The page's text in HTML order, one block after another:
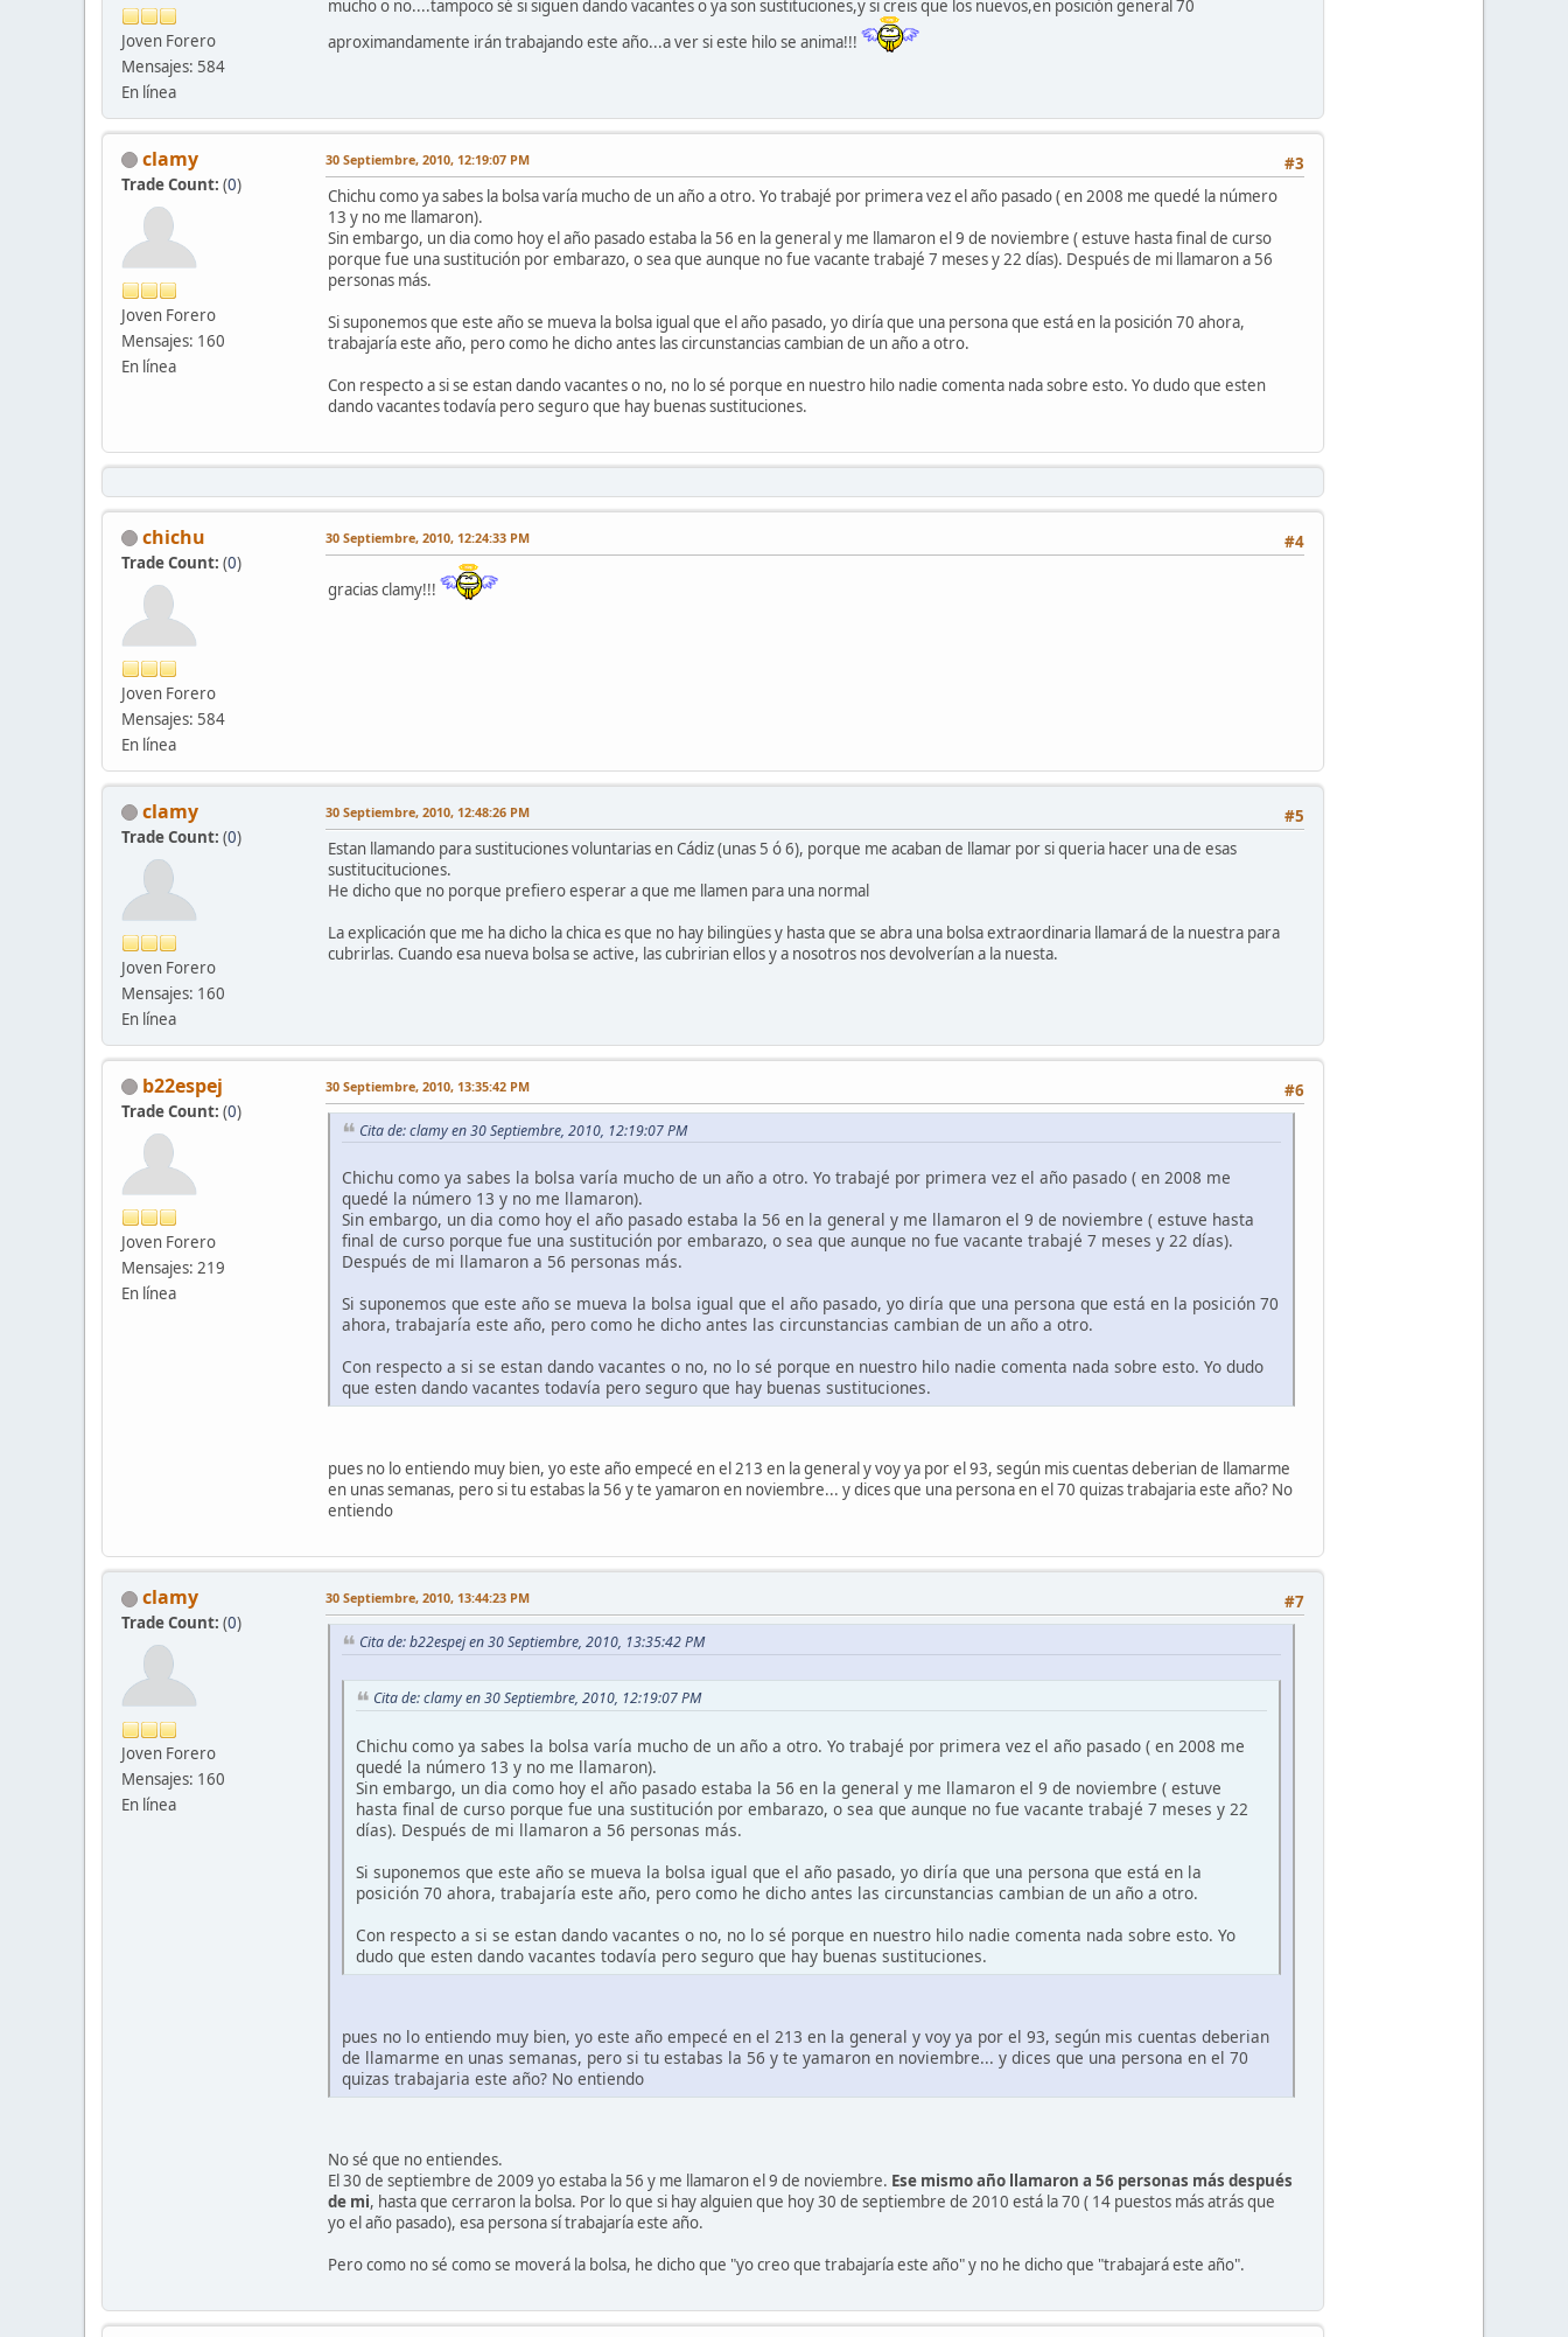
Joven Forero
Mensajes: 584
En línea
mucho o no....tampoco sé si siguen dando vacantes o ya son sustituciones,y si creis que los nuevos,en posición general 70
aproximandamente irán trabajando este año...a ver si este hilo se anima!!!
clamy
Trade Count: (0)
Joven Forero
Mensajes: 160
En línea
#3
30 Septiembre, 2010, 12:19:07 PM
Chichu como ya sabes la bolsa varía mucho de un año a otro. Yo trabajé por primera vez el año pasado ( en 2008 me quedé la número
13 y no me llamaron).
Sin embargo, un dia como hoy el año pasado estaba la 56 en la general y me llamaron el 9 de noviembre ( estuve hasta final de curso
porque fue una sustitución por embarazo, o sea que aunque no fue vacante trabajé 7 meses y 22 días). Después de mi llamaron a 56
personas más.
Si suponemos que este año se mueva la bolsa igual que el año pasado, yo diría que una persona que está en la posición 70 ahora,
trabajaría este año, pero como he dicho antes las circunstancias cambian de un año a otro.
Con respecto a si se estan dando vacantes o no, no lo sé porque en nuestro hilo nadie comenta nada sobre esto. Yo dudo que esten
dando vacantes todavía pero seguro que hay buenas sustituciones.
chichu
Trade Count: (0)
Joven Forero
Mensajes: 584
En línea
#4
30 Septiembre, 2010, 12:24:33 PM
gracias clamy!!!
clamy
Trade Count: (0)
Joven Forero
Mensajes: 160
En línea
#5
30 Septiembre, 2010, 12:48:26 PM
Estan llamando para sustituciones voluntarias en Cádiz (unas 5 ó 6), porque me acaban de llamar por si queria hacer una de esas
sustitucituciones.
He dicho que no porque prefiero esperar a que me llamen para una normal
La explicación que me ha dicho la chica es que no hay bilingües y hasta que se abra una bolsa extraordinaria llamará de la nuestra para
cubrirlas. Cuando esa nueva bolsa se active, las cubririan ellos y a nosotros nos devolverían a la nuesta.
b22espej
Trade Count: (0)
Joven Forero
Mensajes: 219
En línea
#6
30 Septiembre, 2010, 13:35:42 PM
Cita de: clamy en 30 Septiembre, 2010, 12:19:07 PM
Chichu como ya sabes la bolsa varía mucho de un año a otro. Yo trabajé por primera vez el año pasado ( en 2008 me
quedé la número 13 y no me llamaron).
Sin embargo, un dia como hoy el año pasado estaba la 56 en la general y me llamaron el 9 de noviembre ( estuve hasta
final de curso porque fue una sustitución por embarazo, o sea que aunque no fue vacante trabajé 7 meses y 22 días).
Después de mi llamaron a 56 personas más.
Si suponemos que este año se mueva la bolsa igual que el año pasado, yo diría que una persona que está en la posición 70
ahora, trabajaría este año, pero como he dicho antes las circunstancias cambian de un año a otro.
Con respecto a si se estan dando vacantes o no, no lo sé porque en nuestro hilo nadie comenta nada sobre esto. Yo dudo
que esten dando vacantes todavía pero seguro que hay buenas sustituciones.
pues no lo entiendo muy bien, yo este año empecé en el 213 en la general y voy ya por el 93, según mis cuentas deberian de llamarme
en unas semanas, pero si tu estabas la 56 y te yamaron en noviembre... y dices que una persona en el 70 quizas trabajaria este año? No
entiendo
clamy
Trade Count: (0)
Joven Forero
Mensajes: 160
En línea
#7
30 Septiembre, 2010, 13:44:23 PM
Cita de: b22espej en 30 Septiembre, 2010, 13:35:42 PM
Cita de: clamy en 30 Septiembre, 2010, 12:19:07 PM
Chichu como ya sabes la bolsa varía mucho de un año a otro. Yo trabajé por primera vez el año pasado ( en 2008 me
quedé la número 13 y no me llamaron).
Sin embargo, un dia como hoy el año pasado estaba la 56 en la general y me llamaron el 9 de noviembre ( estuve
hasta final de curso porque fue una sustitución por embarazo, o sea que aunque no fue vacante trabajé 7 meses y 22
días). Después de mi llamaron a 56 personas más.
Si suponemos que este año se mueva la bolsa igual que el año pasado, yo diría que una persona que está en la
posición 70 ahora, trabajaría este año, pero como he dicho antes las circunstancias cambian de un año a otro.
Con respecto a si se estan dando vacantes o no, no lo sé porque en nuestro hilo nadie comenta nada sobre esto. Yo
dudo que esten dando vacantes todavía pero seguro que hay buenas sustituciones.
pues no lo entiendo muy bien, yo este año empecé en el 213 en la general y voy ya por el 93, según mis cuentas deberian
de llamarme en unas semanas, pero si tu estabas la 56 y te yamaron en noviembre... y dices que una persona en el 70
quizas trabajaria este año? No entiendo
No sé que no entiendes.
El 30 de septiembre de 2009 yo estaba la 56 y me llamaron el 9 de noviembre. Ese mismo año llamaron a 56 personas más después
de mi, hasta que cerraron la bolsa. Por lo que si hay alguien que hoy 30 de septiembre de 2010 está la 70 ( 14 puestos más atrás que
yo el año pasado), esa persona sí trabajaría este año.
Pero como no sé como se moverá la bolsa, he dicho que "yo creo que trabajaría este año" y no he dicho que "trabajará este año".